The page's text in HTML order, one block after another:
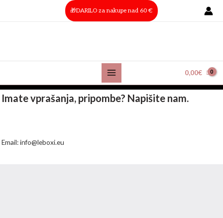
🎁DARILO za nakupe nad 60 €
Main
0,00€
Imate vprašanja, pripombe? Napišite nam.
Email: info@leboxi.eu